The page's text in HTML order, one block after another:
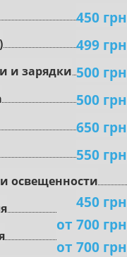
450 грн
499 грн
и зapядки 500 грн
500 грн
650 грн
550 грн
ocвeщeннocти
450 грн
от 700 грн
от 700 грн